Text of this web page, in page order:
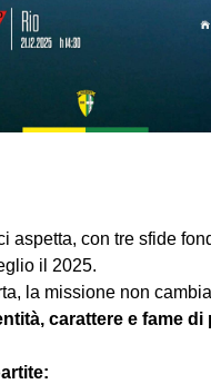
aspetta, con tre sfide
il 2025.
la missione non
carattere e fame di